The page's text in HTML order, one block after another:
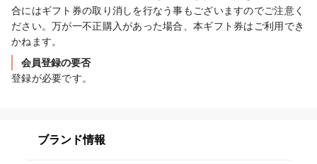
合にはギフト券の取り消しを行なう事もございますのでご注意く
ださい。万が一不正購入があった場合、本ギフト券はご利用でき
かねます。
会員登録の要否
登録が必要です。
ブランド情報